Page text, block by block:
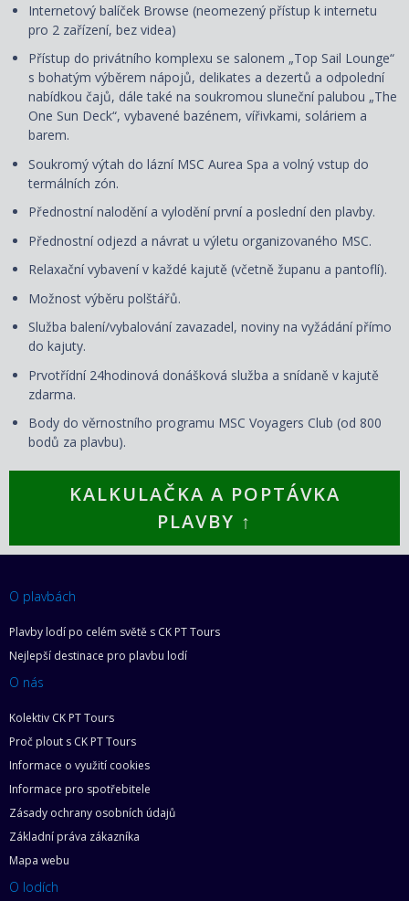
Internetový balíček Browse (neomezený přístup k internetu
pro 2 zařízení, bez videa)
Přístup do privátního komplexu se salonem „Top Sail Lounge“
s bohatým výběrem nápojů, delikates a dezertů a odpolední
nabídkou čajů, dále také na soukromou sluneční palubou „The
One Sun Deck“, vybavené bazénem, vířivkami, soláriem a
barem.
Soukromý výtah do lázní MSC Aurea Spa a volný vstup do
termálních zón.
Přednostní nalodění a vylodění první a poslední den plavby.
Přednostní odjezd a návrat u výletu organizovaného MSC.
Relaxační vybavení v každé kajutě (včetně županu a pantoflí).
Možnost výběru polštářů.
Služba balení/vybalování zavazadel, noviny na vyžádání přímo
do kajuty.
Prvotřídní 24hodinová donášková služba a snídaně v kajutě
zdarma.
Body do věrnostního programu MSC Voyagers Club (od 800
bodů za plavbu).
KALKULAČKA A POPTÁVKA
PLAVBY ↑
O plavbách
Plavby lodí po celém světě s CK PT Tours
Nejlepší destinace pro plavbu lodí
O nás
Kolektiv CK PT Tours
Proč plout s CK PT Tours
Informace o využití cookies
Informace pro spotřebitele
Zásady ochrany osobních údajů
Základní práva zákazníka
Mapa webu
O lodích